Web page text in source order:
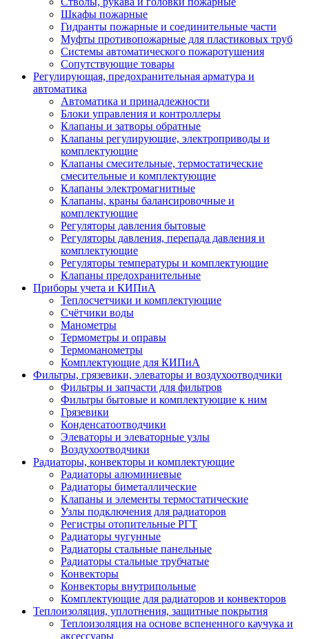
Шкафы пожарные
Гидранты пожарные и соединительные части
Муфты противопожарные для пластиковых труб
Системы автоматического пожаротушения
Сопутствующие товары
Регулирующая, предохранительная арматура и
автоматика
Автоматика и принадлежности
Блоки управления и контроллеры
Клапаны и затворы обратные
Клапаны регулирующие, электроприводы и
комплектующие
Клапаны смесительные, термостатические
смесительные и комплектующие
Клапаны электромагнитные
Клапаны, краны балансировочные и
комплектующие
Регуляторы давления бытовые
Регуляторы давления, перепада давления и
комплектующие
Регуляторы температуры и комплектующие
Клапаны предохранительные
Приборы учета и КИПиА
Теплосчетчики и комплектующие
Счётчики воды
Манометры
Термометры и оправы
Термоманометры
Комплектующие для КИПиА
Фильтры, грязевики, элеваторы и воздухоотводчики
Фильтры и запчасти для фильтров
Фильтры бытовые и комплектующие к ним
Грязевики
Конденсатоотводчики
Элеваторы и элеваторные узлы
Воздухоотводчики
Радиаторы, конвекторы и комплектующие
Радиаторы алюминиевые
Радиаторы биметаллические
Клапаны и элементы термостатические
Узлы подключения для радиаторов
Регистры отопительные РГТ
Радиаторы чугунные
Радиаторы стальные панельные
Радиаторы стальные трубчатые
Конвекторы
Конвекторы внутрипольные
Комплектующие для радиаторов и конвекторов
Теплоизоляция, уплотнения, защитные покрытия
Теплоизоляция на основе вспененного каучука и
аксессуары